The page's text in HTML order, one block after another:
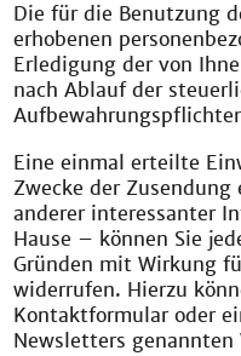
Die für die Benutzung
erhobenen
Erledigung der von
nach Ablauf der
Eine einmal erteilte
Zwecke der
anderer interessanter
Hause – können Sie
Gründen mit Wirkung
widerrufen. Hierzu
Kontaktformular oder
Newsletters genannten